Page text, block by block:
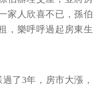
家人欣喜不已，孫伯
，樂呼呼過起房東生
了3年，房市大漲，